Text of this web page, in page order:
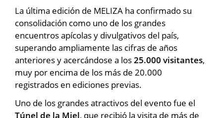
La última edición de MELIZA ha confirmado su
consolidación como uno de los grandes
encuentros apícolas y divulgativos del país,
superando ampliamente las cifras de años
anteriores y acercándose a los25.000 visitantes,
muy por encima de los más de 20.000
registrados en ediciones previas.
Uno de los grandes atractivos del evento fue el
Túnel de la Miel, que recibió la visita de más de